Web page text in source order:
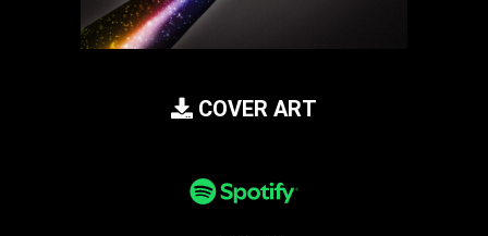
COVER ART